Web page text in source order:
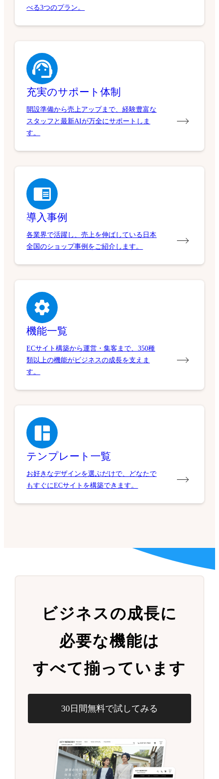
べる3つのプラン。
充実のサポート体制
開設準備から売上アップまで、経験豊富な
スタッフと最新AIが万全にサポートしま
す。
導入事例
各業界で活躍し、売上を伸ばしている日本
全国のショップ事例をご紹介します。
機能一覧
ECサイト構築から運営・集客まで、350種
類以上の機能がビジネスの成長を支えま
す。
テンプレート一覧
お好きなデザインを選ぶだけで、どなたで
もすぐにECサイトを構築できます。
ビジネスの成長に
必要な機能は
すべて揃っています
30日間無料で試してみる